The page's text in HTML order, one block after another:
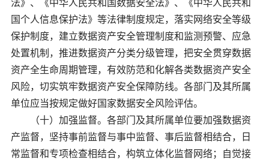
国个人信息保护法》等法律制度规定，落实网络安全等级
保护制度，建立数据资产安全管理制度和监测预警、应急
处置机制，推进数据资产分类分级管理，把安全贯穿数据
资产全生命周期管理，有效防范和化解各类数据资产安全
风险，切实筑牢数据资产安全保障防线。各部门及其所属
单位应当按规定做好国家数据安全风险评估。
（十）加强监督。各部门及其所属单位要加强数据资
产监督，坚持事前监督与事中监督、事后监督相结合，日
常监督和专项检查相结合，构筑立体化监督网络；自觉接